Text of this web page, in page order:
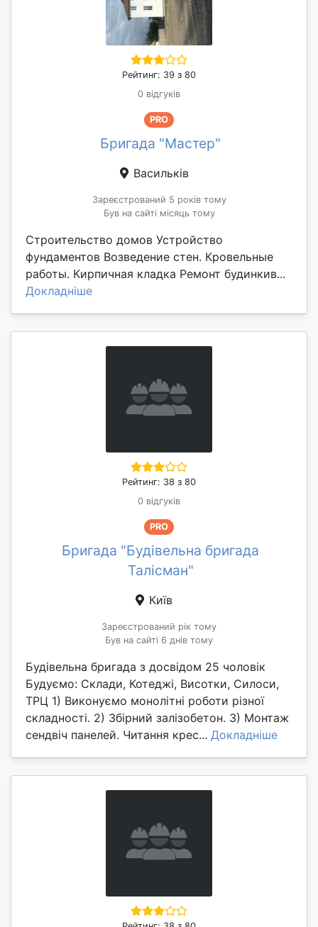
Рейтинг: 39 з 80
0 відгуків
PRO
Бригада "Мастер"
Васильків
Зареєстрований 5 років тому
Був на сайті місяць тому
Строительство домов Устрoйствo
фундамeнтoв Возведение стен. Кровельные
работы. Кирпичная кладка Ремонт будинкив...
Докладніше
Рейтинг: 38 з 80
0 відгуків
PRO
Бригада "Будівельна бригада
Талісман"
Київ
Зареєстрований рік тому
Був на сайті 6 днів тому
Будівельна бригада з досвідом 25 чоловік
Будуємо: Склади, Котеджі, Висотки, Силоси,
ТРЦ 1) Виконуємо монолітні роботи різної
складності. 2) Збірний залізобетон. 3) Монтаж
сендвіч панелей. Читання крес... Докладніше